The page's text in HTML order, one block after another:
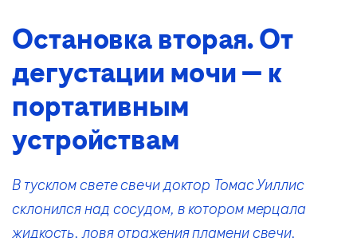
Остановка вторая. От
дегустации мочи — к
портативным
устройствам
В тусклом свете свечи доктор Томас Уиллис
склонился над сосудом, в котором мерцала
жидкость, ловя отражения пламени свечи.